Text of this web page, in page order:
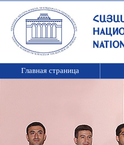
Главная страница